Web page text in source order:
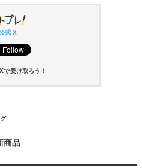
式 X
で受け取ろう！
商品